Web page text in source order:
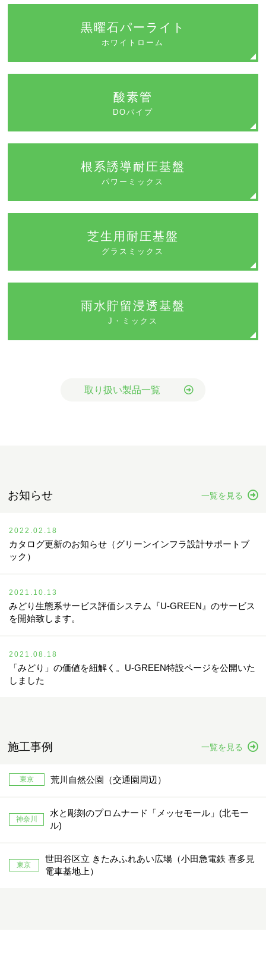
黒曜石パーライト
ホワイトローム
酸素管
DOパイプ
根系誘導耐圧基盤
パワーミックス
芝生用耐圧基盤
グラスミックス
雨水貯留浸透基盤
J・ミックス
取り扱い製品一覧
お知らせ 一覧を見る
2022.02.18
カタログ更新のお知らせ（グリーンインフラ設計サポートブ
ック）
2021.10.13
みどり生態系サービス評価システム『U-GREEN』のサービス
を開始致します。
2021.08.18
「みどり」の価値を紐解く。U-GREEN特設ページを公開いた
しました
施工事例 一覧を見る
東京 荒川自然公園（交通園周辺）
神奈川
水と彫刻のプロムナード「メッセモール」(北モー
ル)
東京
世田谷区立 きたみふれあい広場（小田急電鉄 喜多見
電車基地上）